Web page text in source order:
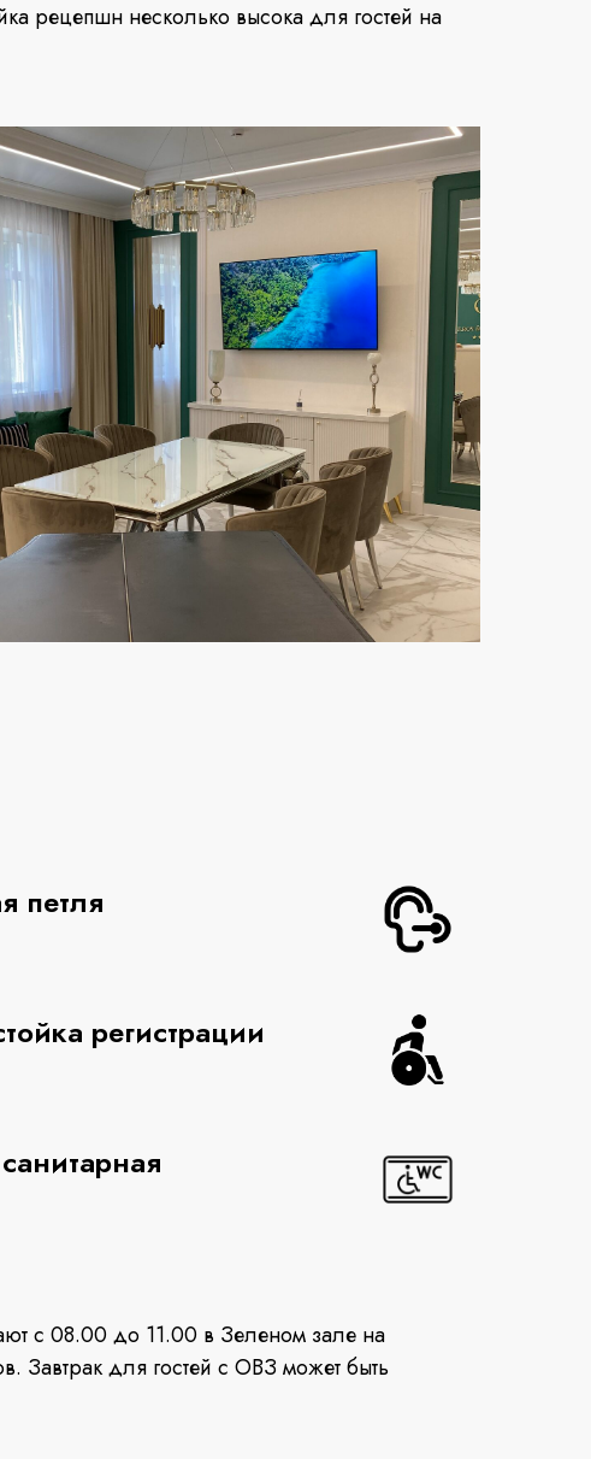
рецепшн несколько высока для гостей на
петля
регистрации
с 08.00 до 11.00 в Зеленом зале на
Завтрак для гостей с ОВЗ может быть